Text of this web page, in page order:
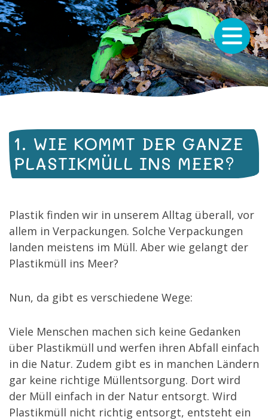
1. WIE KOMMT DER GANZE
PLASTIKMÜLL INS MEER?
Plastik finden wir in unserem Alltag überall, vor
allem in Verpackungen. Solche Verpackungen
landen meistens im Müll. Aber wie gelangt der
Plastikmüll ins Meer?
Nun, da gibt es verschiedene Wege:
Viele Menschen machen sich keine Gedanken
über Plastikmüll und werfen ihren Abfall einfach
in die Natur. Zudem gibt es in manchen Ländern
gar keine richtige Müllentsorgung. Dort wird
der Müll einfach in der Natur entsorgt. Wird
Plastikmüll nicht richtig entsorgt, entsteht ein